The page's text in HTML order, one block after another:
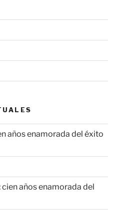
años enamorada del éxito
cien años enamorada del